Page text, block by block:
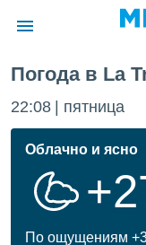
о
Погода в La
22:08 пятница
Облачно и ясно
По ощущениям